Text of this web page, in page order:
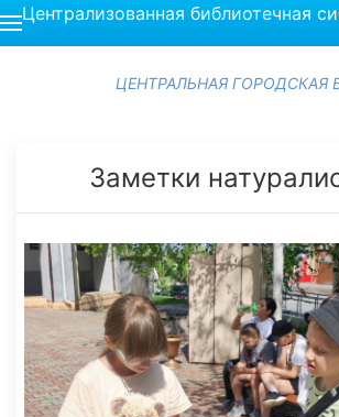
Централизованная библиотечная
ЦЕНТРАЛЬНАЯ ГОРОДСКАЯ
Заметки